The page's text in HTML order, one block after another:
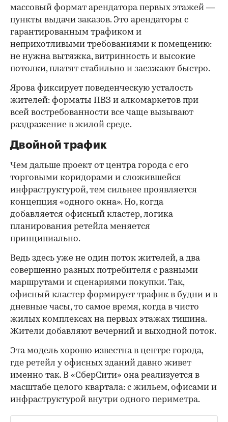
массовый формат арендатора первых этажей —
пункты выдачи заказов. Это арендаторы с
гарантированным трафиком и
неприхотливыми требованиями к помещению:
не нужна вытяжка, витринность и высокие
потолки, платят стабильно и заезжают быстро.
Ярова фиксирует поведенческую усталость
жителей: форматы ПВЗ и алкомаркетов при
всей востребованности все чаще вызывают
раздражение в жилой среде.
Двойной трафик
Чем дальше проект от центра города с его
торговыми коридорами и сложившейся
инфраструктурой, тем сильнее проявляется
концепция «одного окна». Но, когда
добавляется офисный кластер, логика
планирования ретейла меняется
принципиально.
Ведь здесь уже не один поток жителей, а два
совершенно разных потребителя с разными
маршрутами и сценариями покупки. Так,
офисный кластер формирует трафик в будни и в
дневные часы, то самое время, когда в чисто
жилых комплексах на первых этажах тишина.
Жители добавляют вечерний и выходной поток.
Эта модель хорошо известна в центре города,
где ретейл у офисных зданий давно живет
именно так. В «СберСити» она реализуется в
масштабе целого квартала: с жильем, офисами и
инфраструктурой внутри одного периметра.